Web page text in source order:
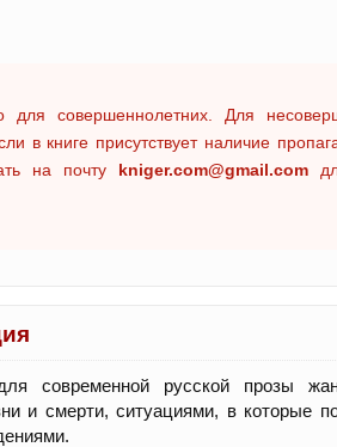
совершеннолетних. Для
в книге присутствует наличие
на почту kniger.com@gmail.com
современной русской прозы
и смерти, ситуациями, в которые